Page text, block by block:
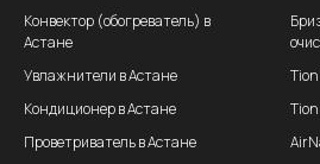
Конвектор (обогреватель) в
Астане
Увлажнители в Астане
Кондиционер в Астане
Проветриватель в Астане